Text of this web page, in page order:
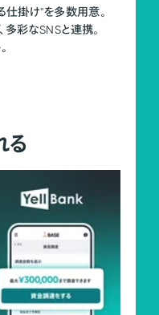
仕掛け"を多数用意。
彩なSNSと連携。
る